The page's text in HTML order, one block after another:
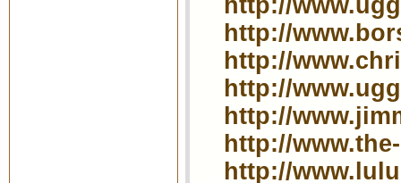
http://
http://
http://
http://
http://
http://
http://